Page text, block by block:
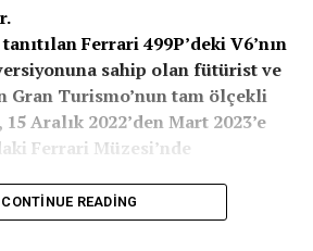
Ferrari 499P’deki V6’nın
sahip olan fütürist ve
Gran Turismo’nun tam ölçekli
Aralık 2022’den Mart 2023’e
Ferrari Müzesi’nde
CONTINUE READING